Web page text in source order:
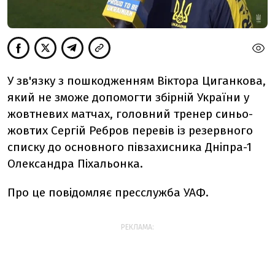
У зв'язку з пошкодженням Віктора Циганкова,
який не зможе допомогти збірній України у
жовтневих матчах, головний тренер синьо-
жовтих Сергій Ребров перевів із резервного
списку до основного півзахисника Дніпра-1
Олександра Піхальонка.
Про це повідомляє пресслужба УАФ.
РЕКЛАМА: